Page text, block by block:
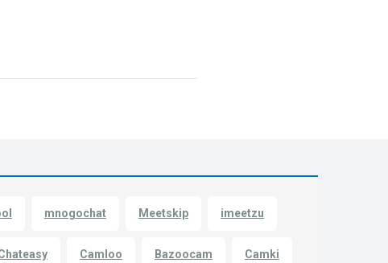
mnogochat Meetskip imeetzu
Camloo Bazoocam Camki